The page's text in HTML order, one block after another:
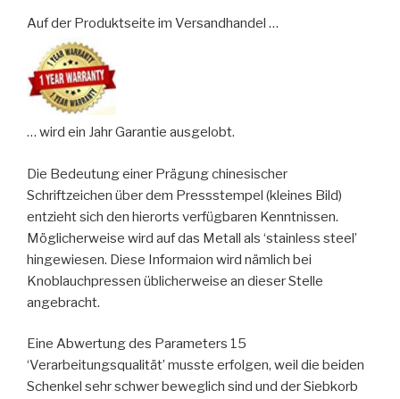
Auf der Produktseite im Versandhandel …
… wird ein Jahr Garantie ausgelobt.
Die Bedeutung einer Prägung chinesischer
Schriftzeichen über dem Pressstempel (kleines Bild)
entzieht sich den hierorts verfügbaren Kenntnissen.
Möglicherweise wird auf das Metall als ‘stainless steel’
hingewiesen. Diese Informaion wird nämlich bei
Knoblauchpressen üblicherweise an dieser Stelle
angebracht.
Eine Abwertung des Parameters 15
‘Verarbeitungsqualität’ musste erfolgen, weil die beiden
Schenkel sehr schwer beweglich sind und der Siebkorb